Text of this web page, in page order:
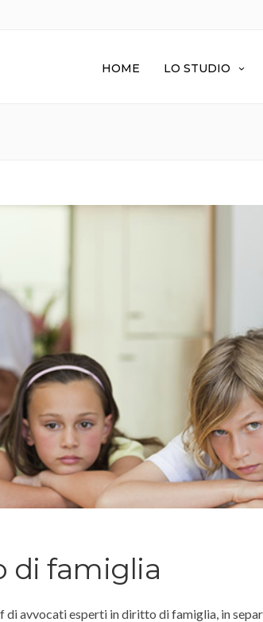
HOME LO STUDIO
di famiglia
di avvocati esperti in diritto di famiglia, in